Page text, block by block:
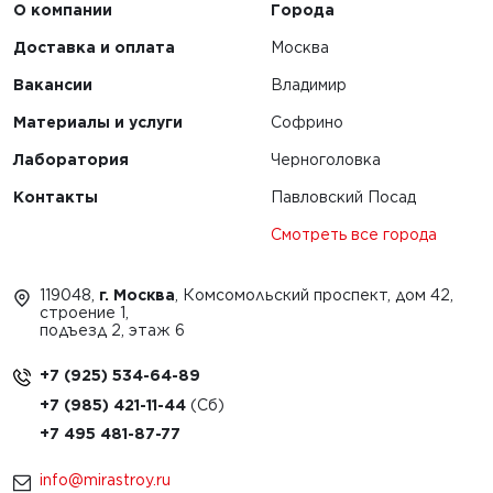
О компании
Доставка и оплата
Вакансии
Материалы и услуги
Лаборатория
Контакты
Города
Москва
Владимир
Софрино
Черноголовка
Павловский Посад
Смотреть все города
119048, г. Москва , Комсомольский проспект, дом 42,
строение 1,
подъезд 2, этаж 6
+7 (925) 534-64-89
+7 (985) 421-11-44
+7 495 481-87-77
info@mirastroy.ru